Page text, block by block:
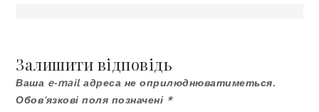
записів
Залишити відповідь
Ваша e-mail адреса не оприлюднюватиметься.
Обов’язкові поля позначені *